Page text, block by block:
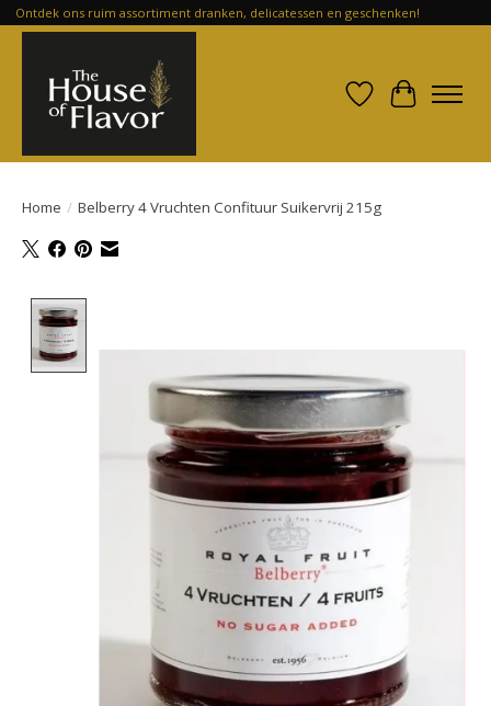
Ontdek ons ruim assortiment dranken, delicatessen en geschenken!
Verlanglijst
Home / Belberry 4 Vruchten Confituur Suikervrij 215g